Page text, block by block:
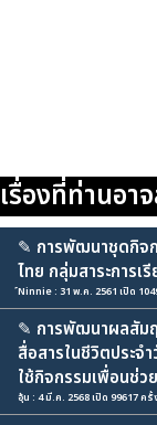
เรื่องที่ท่านอา
✎ การพัฒนาชุดกิจก
ไทย กลุ่มสาระการเ
Ninnie : 31 พ.ค. 2561 เปิด
✎ การพัฒนาผลสัม
สื่อสารในชีวิตประจ
ใช้กิจกรรมเพื่อนช่ว
อุ้น : 4 มี.ค. 2568 เปิด 99617 ครั้